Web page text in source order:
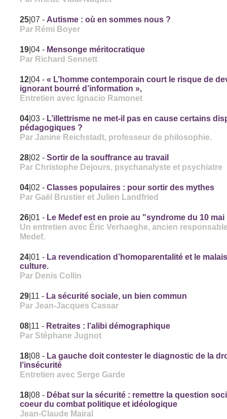
25|07 - Autisme : où en sommes nous ?
Par Rémi Boyer
19|04 - Mensonge méritocratique
Par Richard Sennett
12|04 -« L’homme contemporain court le risque de
ignorant bourré d’information »,
Entretien avec Ignacio Ramonet
04|03 - L’illettrisme ne met-il pas en cause certains
pédagogiques ?
Par Janine Reichstadt, professeur de philosophie.
28|02 -Sortir de la souffrance au travail
Par Christophe Dejours, psychanalyste et psychiatre
04|02 -Classes populaires : pour sortir des mythes
Par Gaël Brustier et Julien Landfried
26|01 - Le Medef est en proie au "syndrome du 10 mai
Un entretien avec Éric Verhaeghe, ancien
Medef.
24|01 - La revendication d’homoparentalité et le
culture.
Par Denis Collin
29|11 - La sécurité sociale, un bien commun
Par Jean-Jacques Cassar
08|11 - Retraites : l’alibi démographique
Par Stéphane Jugnot
18|08 - La gauche doit contester le diagnostic de la
l’insécurité
Entretien avec Serge Garde
18|08 - Débat sur la sécurité : remettre la question
coeur du combat politique et idéologique
Jean-Claude Mairal